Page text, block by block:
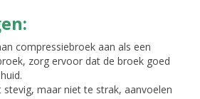
compressiebroek aan als een
zorg ervoor dat de broek goed
maar niet te strak, aanvoelen